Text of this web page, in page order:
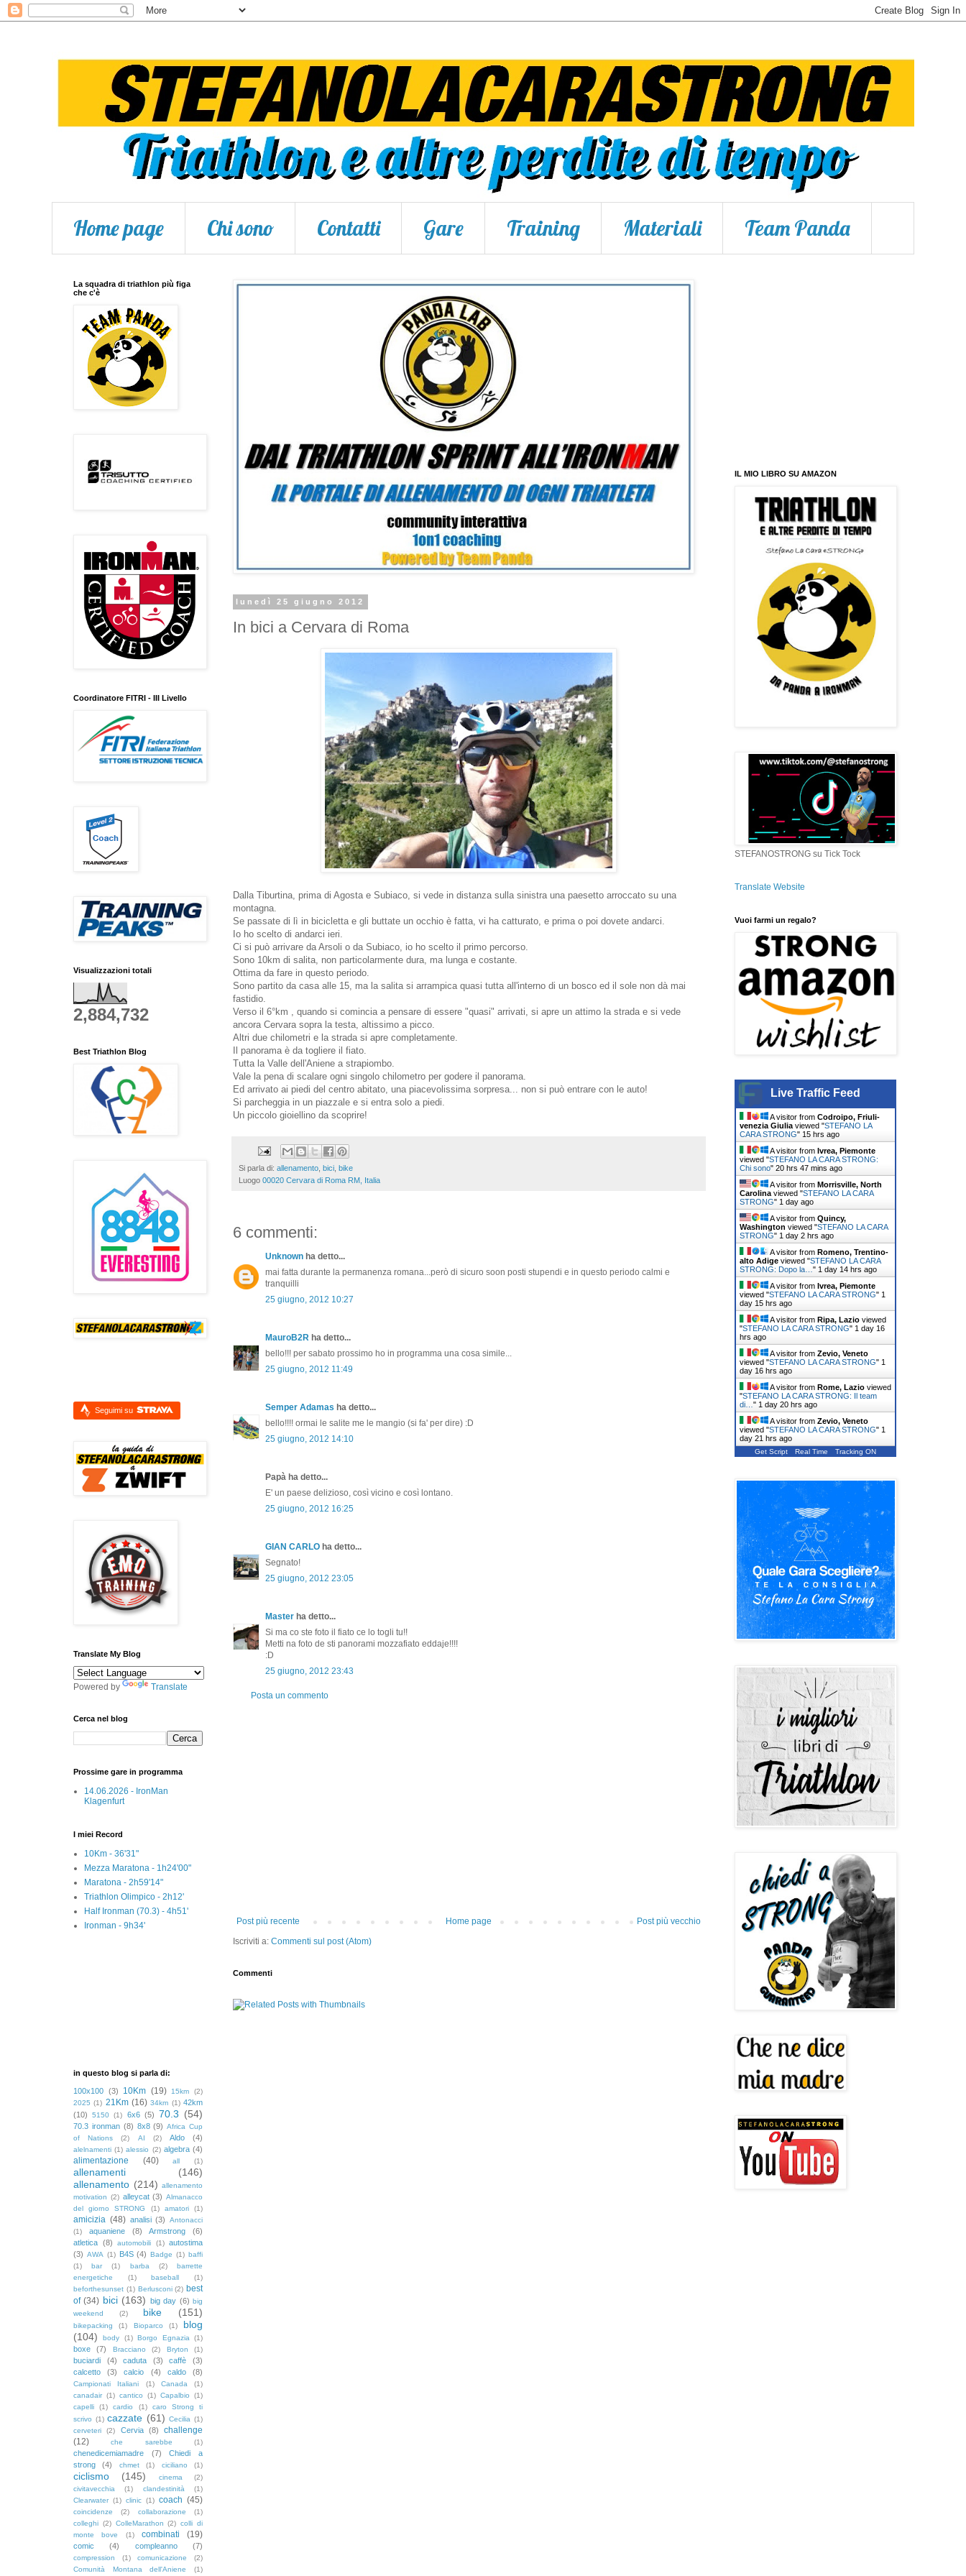
Home page Chi sono Contatti Gare Training Materiali Team Panda
lunedì 25 giugno 2012
In bici a Cervara di Roma
Dalla Tiburtina, prima di Agosta e Subiaco, si vede in distanza sulla sinistra una paesetto arroccato su una
montagna.
Se passate di lì in bicicletta e gli buttate un occhio è fatta, vi ha catturato, e prima o poi dovete andarci.
Io ho scelto di andarci ieri.
Ci si può arrivare da Arsoli o da Subiaco, io ho scelto il primo percorso.
Sono 10km di salita, non particolarmente dura, ma lunga e costante.
Ottima da fare in questo periodo.
Sono partito da casa alle 15, ma la salita si arrampica quasi tutta all'interno di un bosco ed il sole non dà mai
fastidio.
Verso il 6°km , quando si comincia a pensare di essere "quasi" arrivati, si apre un attimo la strada e si vede
ancora Cervara sopra la testa, altissimo a picco.
Altri due chilometri e la strada si apre completamente.
Il panorama è da togliere il fiato.
Tutta la Valle dell'Aniene a strapiombo.
Vale la pena di scalare ogni singolo chilometro per godere il panorama.
Ed arrivato ai piedi del centro abitato, una piacevolissima sorpresa... non si può entrare con le auto!
Si parcheggia in un piazzale e si entra solo a piedi.
Un piccolo gioiellino da scoprire!
Si parla di: allenamento bici bike
Luogo 00020 Cervara di Roma RM, Italia
6 commenti:
Unknown ha detto...
mai fatta durante la permanenza romana...però di sicuro soon posti stupendi e in questo periodo calmi e
tranquilli
25 giugno, 2012 10:27
MauroB2R ha detto...
bello!!! per sabato prossimo ho in programma una cosa simile...
25 giugno, 2012 11:49
Semper Adamas ha detto...
bello!!!! ormai le salite me le mangio (si fa' per dire) :D
25 giugno, 2012 14:10
Papà ha detto...
E' un paese delizioso, così vicino e così lontano.
25 giugno, 2012 16:25
GIAN CARLO ha detto...
Segnato!
25 giugno, 2012 23:05
Master ha detto...
Si ma co ste foto il fiato ce lo togli tu!!
Metti na foto de sti panorami mozzafiato eddaje!!!!
:D
25 giugno, 2012 23:43
Posta un commento
Post più recente Post più vecchio
Home page
Iscriviti a: Commenti sul post (Atom)
Commenti
La squadra di triathlon più figa
che c'è
Coordinatore FITRI - III Livello
Visualizzazioni totali
2,884,732
Best Triathlon Blog
Seguimi su
Translate My Blog
Powered by Translate
Cerca nel blog
Prossime gare in programma
14.06.2026 - IronMan
Klagenfurt
I miei Record
10Km - 36'31"
Mezza Maratona - 1h24'00"
Maratona - 2h59'14"
Triathlon Olimpico - 2h12'
Half Ironman (70.3) - 4h51'
Ironman - 9h34'
in questo blog si parla di:
100x100 (3) 10Km (19) 15km
(2)
2025 (1) 21Km (16) 34km (1) 42km
(10)
5150 (1) 6x6 (5) 70.3 (54)
70.3 ironman (8) 8x8 (9) Africa Cup
of Nations
(2) AI (2) Aldo (4)
alelnamenti (1) alessio (2) algebra (4)
alimentazione (40) all (1)
allenamenti
(146)
allenamento (214) allenamento
motivation (2) alleycat (3) Almanacco
del giorno STRONG
(1) amatori (1)
amicizia (48) analisi (3)
Antonacci
(1)
aquaniene (8) Armstrong
(6)
atletica (8) automobili (1) autostima
(3) AWA (1) B4S (4) Badge (1) baffi
(1)
bar (1) barba (2)
barrette
energetiche
(1) baseball
(1)
beforthesunset (1) Berlusconi (2) best
of (34) bici (163) big day (6) big
weekend
(2) bike (151)
bikepacking (1) Bioparco (1)
blog
(104)
body (1) Borgo Egnazia (1)
boxe (7) Bracciano (2) Bryton (1)
buciardi (4) caduta (3) caffè
(3)
calcetto
(3) calcio (4) caldo (8)
Campionati Italiani (1) Canada
(1)
canadair (1) cantico (1) Capalbio
(1)
capelli
(1) cardio (1)
caro Strong ti
scrivo (1) cazzate (61) Cecilia (1)
cerveteri
(2) Cervia (8)
challenge
(12)
che sarebbe (1)
chenedicemiamadre (7)
Chiedi a
strong
(4) chmet (1) ciciliano (1)
ciclismo (145) cinema
(2)
civitavecchia
(1) clandestinità
(1)
Clearwater (1) clinic (1) coach (45)
coincidenze (2) collaborazione
(1)
colleghi (2) ColleMarathon (2) colli di
monte bove
(1) combinati (19)
comic (4) compleanno (7)
compression (1) comunicazione
(2)
Comunità Montana dell'Aniene
(1)
IL MIO LIBRO SU AMAZON
STEFANOSTRONG su Tick Tock
Translate Website
Vuoi farmi un regalo?
Live Traffic Feed
A visitor from Codroipo, Friuli-
venezia Giulia viewed "STEFANO LA
CARA STRONG" 15 hrs ago
A visitor from Ivrea, Piemonte
viewed "STEFANO LA CARA STRONG:
Chi sono" 20 hrs 47 mins ago
A visitor from Morrisville, North
Carolina viewed "STEFANO LA CARA
STRONG" 1 day ago
A visitor from Quincy,
Washington viewed "STEFANO LA CARA
STRONG" 1 day 2 hrs ago
A visitor from Romeno, Trentino-
alto Adige viewed "STEFANO LA CARA
STRONG: Dopo la… " 1 day 14 hrs ago
A visitor from Ivrea, Piemonte
viewed "STEFANO LA CARA STRONG" 1
day 15 hrs ago
A visitor from Ripa, Lazio viewed
"STEFANO LA CARA STRONG" 1 day 16
hrs ago
A visitor from Zevio, Veneto
viewed "STEFANO LA CARA STRONG" 1
day 16 hrs ago
A visitor from Rome, Lazio viewed
"STEFANO LA CARA STRONG: Il team
di… " 1 day 20 hrs ago
A visitor from Zevio, Veneto
viewed "STEFANO LA CARA STRONG" 1
day 21 hrs ago
Get Script Real Time Tracking ON